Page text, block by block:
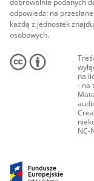
dobrowolnie podanych
odpowiedzi na
każdą z jednostek
osobowych.
na
- na
NC-